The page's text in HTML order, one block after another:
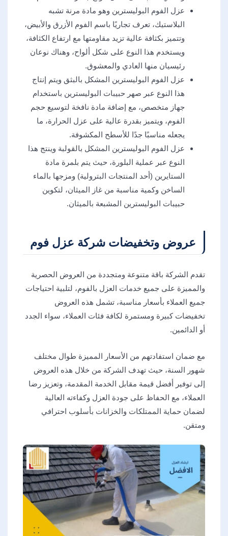
عزل الفوم البوليسترين وهو مادة مرنة تشبه
البلاستيك، تعرف تجاريًا باسم الفوم الأزرق والأبيض،
وتتميز بكثافة عالية تزيد مقاومتها مع ارتفاع الكثافة،
ويستخدم هذا النوع على شكل ألواح، وهناك نوعان
رئيسيان منها العادي والمعشوق.
عزل الفوم البوليسترين المشكل بالبثق ويتم إنتاج
هذا النوع عبر صهر حبيبات البوليسترين باستخدام
جهاز متخصص، مع إضافة مادة نافخة لتوسيع حجم
الفوم، ويتميز بقدرة عالية على عزل الحرارة، ما
يجعله مناسبًا جدًا للأسطح المكشوفة.
عزل الفوم البوليسترين المشكل بالقولبة وينتج هذا
النوع عبر عملية البلورة، حيث يتم بلمرة مادة
الستايرين (أحد المنتجات البترولية) ومزجها بالماء
الساخن وكمية مناسبة من غاز الميثان، لتكوين
حبيبات البوليسترين المشبعة بالميثان.
عروض وتخفيضات شركة عزل فوم
تقدم الشركة باقة متنوعة ومتجددة من العروض الحصرية
والمميزة على جميع خدمات العزل بالفوم، لتلبية احتياجات
جميع العملاء بأسعار مناسبة، تشمل هذه العروض
تخفيضات كبيرة ومستمرة لكافة فئات العملاء، سواء الجدد
أو الدائمين.
مع ضمان استفادتهم من الأسعار المميزة طوال مختلف
شهور السنة، حيث تهدف الشركة من خلال هذه العروض
إلى توفير أفضل قيمة مقابل الخدمة المقدمة، وتعزيز رضا
العملاء، مع الحفاظ على جودة العزل وكفاءته العالية
لضمان حماية الممتلكات والخزانات بأسلوب احترافي
ومتقن.